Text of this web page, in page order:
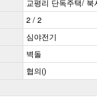
교평리 단독주택/
2 / 2
심야전기
벽돌
협의()